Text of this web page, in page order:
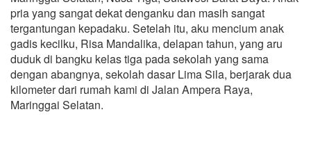
pria yang sangat dekat denganku dan masih sangat
tergantungan kepadaku. Setelah itu, aku mencium anak
gadis kecilku, Risa Mandalika, delapan tahun, yang aru
duduk di bangku kelas tiga pada sekolah yang sama
dengan abangnya, sekolah dasar Lima Sila, berjarak dua
kilometer dari rumah kami di Jalan Ampera Raya,
Maringgai Selatan.